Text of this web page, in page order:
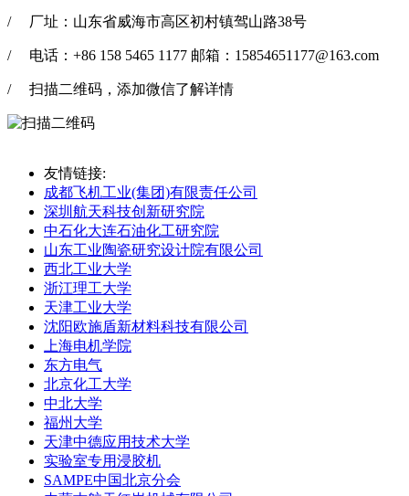
/ 厂址：山东省威海市高区初村镇驾山路38号
/ 电话：+86 158 5465 1177 邮箱：15854651177@163.com
/ 扫描二维码，添加微信了解详情
友情链接:
成都飞机工业(集团)有限责任公司
深圳航天科技创新研究院
中石化大连石油化工研究院
山东工业陶瓷研究设计院有限公司
西北工业大学
浙江理工大学
天津工业大学
沈阳欧施盾新材料科技有限公司
上海电机学院
东方电气
北京化工大学
中北大学
福州大学
天津中德应用技术大学
实验室专用浸胶机
SAMPE中国北京分会